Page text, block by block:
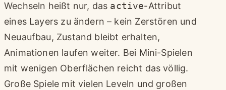
Wechseln heißt nur, das active-Attribut
eines Layers zu ändern – kein Zerstören und
Neuaufbau, Zustand bleibt erhalten,
Animationen laufen weiter. Bei Mini-Spielen
mit wenigen Oberflächen reicht das völlig.
Große Spiele mit vielen Leveln und großen